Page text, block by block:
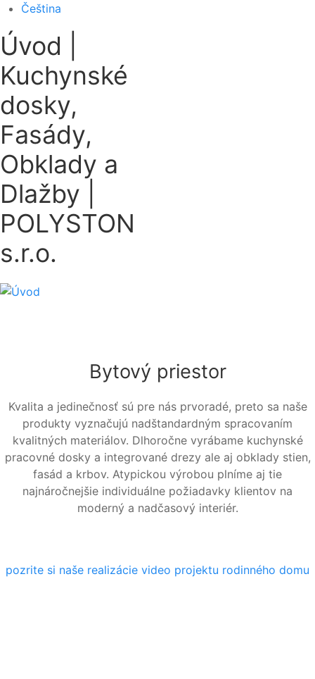
Čeština
Úvod |
Kuchynské
dosky,
Fasády,
Obklady a
Dlažby |
POLYSTON
s.r.o.
Bytový priestor
Kvalita a jedinečnosť sú pre nás prvoradé, preto sa naše
produkty vyznačujú nadštandardným spracovaním
kvalitných materiálov. Dlhoročne vyrábame kuchynské
pracovné dosky a integrované drezy ale aj obklady stien,
fasád a krbov. Atypickou výrobou plníme aj tie
najnáročnejšie individuálne požiadavky klientov na
moderný a nadčasový interiér.
pozrite si naše realizácie video projektu rodinného domu